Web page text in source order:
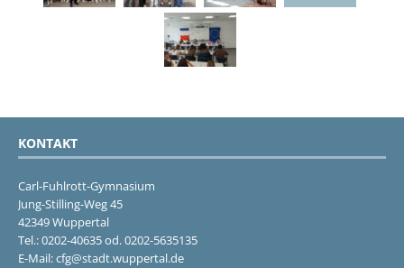
KONTAKT
Carl-Fuhlrott-Gymnasium
Jung-Stilling-Weg 45
42349 Wuppertal
Tel.: 0202-40635 od. 0202-5635135
E-Mail: cfg@stadt.wuppertal.de